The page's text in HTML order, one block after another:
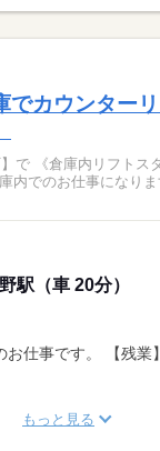
でカウンター
で 《倉庫内リフトス
駅（車 20分）
お仕事です。 【残業
もっと見る